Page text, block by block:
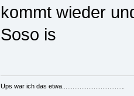
kommt wieder
Soso is
Ups war ich das etwa...................................